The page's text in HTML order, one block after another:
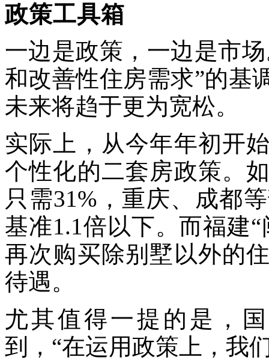
政策工具箱
一边是政策，一边是市
和改善性住房需求”的基
未来将趋于更为宽松。
实际上，从今年年初开
个性化的二套房政策。
只需31%，重庆、成都
基准1.1倍以下。而福建
再次购买除别墅以外的
待遇。
尤其值得一提的是，
到，“在运用政策上，我